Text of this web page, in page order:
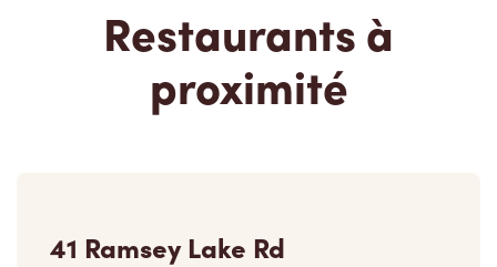
Restaurants à
proximité
41 Ramsey Lake Rd